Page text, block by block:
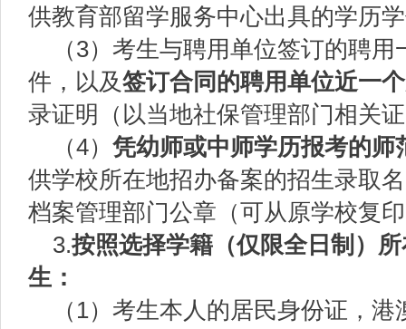
供教育部留学服务中心出具的学历
（3）考生与聘用单位签订的聘
件，以及签订合同的聘用单位近一
录证明（以当地社保管理部门相关
（4） 凭幼师或中师学历报考的师
供学校所在地招办备案的招生录取
档案管理部门公章（可从原学校复
3.按照选择学籍 （仅限全日制）
生：
（1）考生本人的居民身份证，